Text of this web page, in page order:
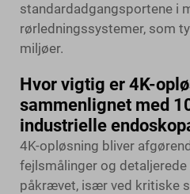
standardadgangsportene i
rørledningssystemer, som
miljøer.
Hvor vigtig er 4K-
sammenlignet med
industrielle
4K-opløsning bliver
fejlsmålinger og
påkrævet, især ved kritiske